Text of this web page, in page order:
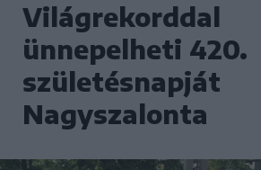
Világrekorddal
ünnepelheti 420.
születésnapját
Nagyszalonta